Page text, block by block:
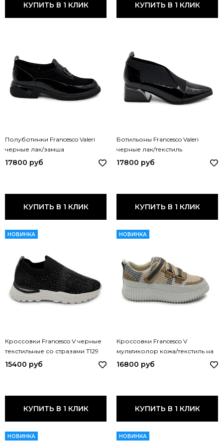
КУПИТЬ В 1 КЛИК КУПИТЬ В 1 КЛИК
Полуботинки Francesco Valeri
черные лак/замша
демисезонные U26 FV
17800 руб
КУПИТЬ В 1 КЛИК
Ботильоны Francesco Valeri
черные лак/текстиль
демисезонные U17 FV LAK
17800 руб
КУПИТЬ В 1 КЛИК
НОВИНКА
Кроссовки Francesco V черные
текстильные со стразами T129
FV NERO
15400 руб
КУПИТЬ В 1 КЛИК
НОВИНКА
Кроссовки Francesco V
мультиколор кожа/текстиль на
липучке T189 FV MULT
16800 руб
КУПИТЬ В 1 КЛИК
НОВИНКА НОВИНКА